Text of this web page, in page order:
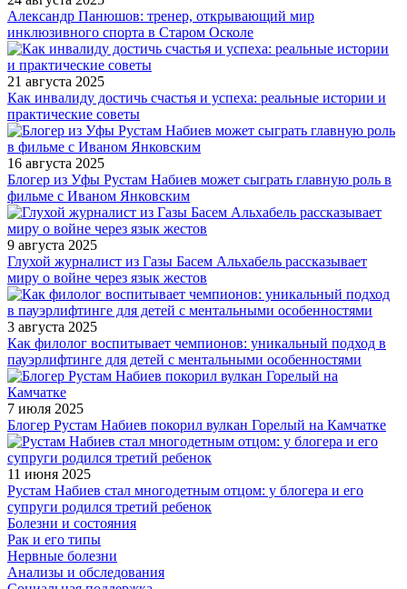
Александр Панюшов: тренер, открывающий мир
инклюзивного спорта в Старом Осколе
21 августа 2025
Как инвалиду достичь счастья и успеха: реальные истории и
практические советы
16 августа 2025
Блогер из Уфы Рустам Набиев может сыграть главную роль в
фильме с Иваном Янковским
9 августа 2025
Глухой журналист из Газы Басем Альхабель рассказывает
миру о войне через язык жестов
3 августа 2025
Как филолог воспитывает чемпионов: уникальный подход в
пауэрлифтинге для детей с ментальными особенностями
7 июля 2025
Блогер Рустам Набиев покорил вулкан Горелый на Камчатке
11 июня 2025
Рустам Набиев стал многодетным отцом: у блогера и его
супруги родился третий ребенок
Болезни и состояния
Рак и его типы
Нервные болезни
Анализы и обследования